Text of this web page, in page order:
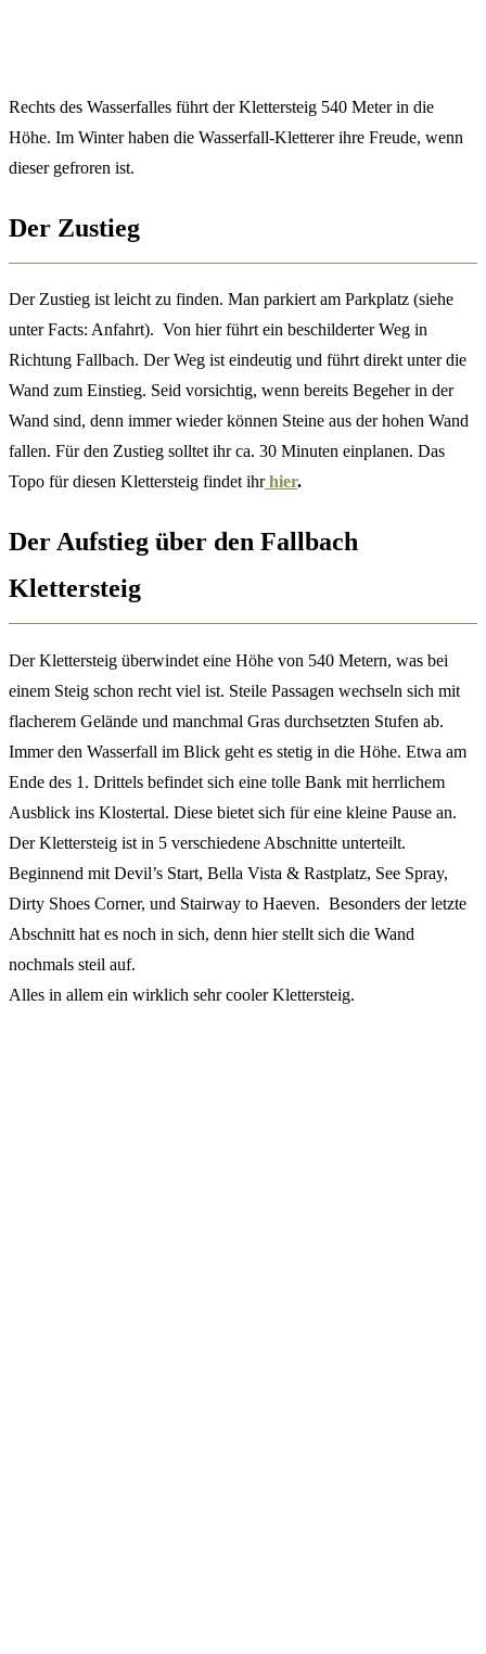
Rechts des Wasserfalles führt der Klettersteig 540 Meter in die
Höhe. Im Winter haben die Wasserfall-Kletterer ihre Freude, wenn
dieser gefroren ist.
Der Zustieg
Der Zustieg ist leicht zu finden. Man parkiert am Parkplatz (siehe
unter Facts: Anfahrt). Von hier führt ein beschilderter Weg in
Richtung Fallbach. Der Weg ist eindeutig und führt direkt unter die
Wand zum Einstieg. Seid vorsichtig, wenn bereits Begeher in der
Wand sind, denn immer wieder können Steine aus der hohen Wand
fallen. Für den Zustieg solltet ihr ca. 30 Minuten einplanen. Das
Topo für diesen Klettersteig findet ihrhier.
Der Aufstieg über den Fallbach
Klettersteig
Der Klettersteig überwindet eine Höhe von 540 Metern, was bei
einem Steig schon recht viel ist. Steile Passagen wechseln sich mit
flacherem Gelände und manchmal Gras durchsetzten Stufen ab.
Immer den Wasserfall im Blick geht es stetig in die Höhe. Etwa am
Ende des 1. Drittels befindet sich eine tolle Bank mit herrlichem
Ausblick ins Klostertal. Diese bietet sich für eine kleine Pause an.
Der Klettersteig ist in 5 verschiedene Abschnitte unterteilt.
Beginnend mit Devil’s Start, Bella Vista & Rastplatz, See Spray,
Dirty Shoes Corner, und Stairway to Haeven. Besonders der letzte
Abschnitt hat es noch in sich, denn hier stellt sich die Wand
nochmals steil auf.
Alles in allem ein wirklich sehr cooler Klettersteig.